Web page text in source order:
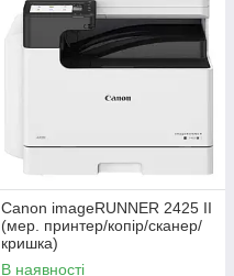
Canon imageRUNNER 2425 II
(мер. принтер/копір/сканер/
кришка)
В наявності